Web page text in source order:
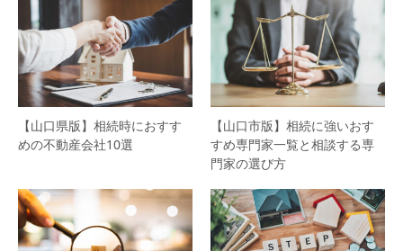
【山口県版】相続時におすす
めの不動産会社10選
【山口市版】相続に強いおす
すめ専門家一覧と相談する専
門家の選び方